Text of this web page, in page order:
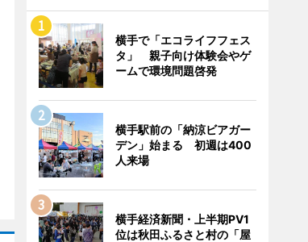
横手で「エコライフフェス
タ」 親子向け体験会やゲ
ームで環境問題啓発
横手駅前の「納涼ビアガー
デン」始まる 初週は400
人来場
横手経済新聞・上半期PV1
位は秋田ふるさと村の「屋